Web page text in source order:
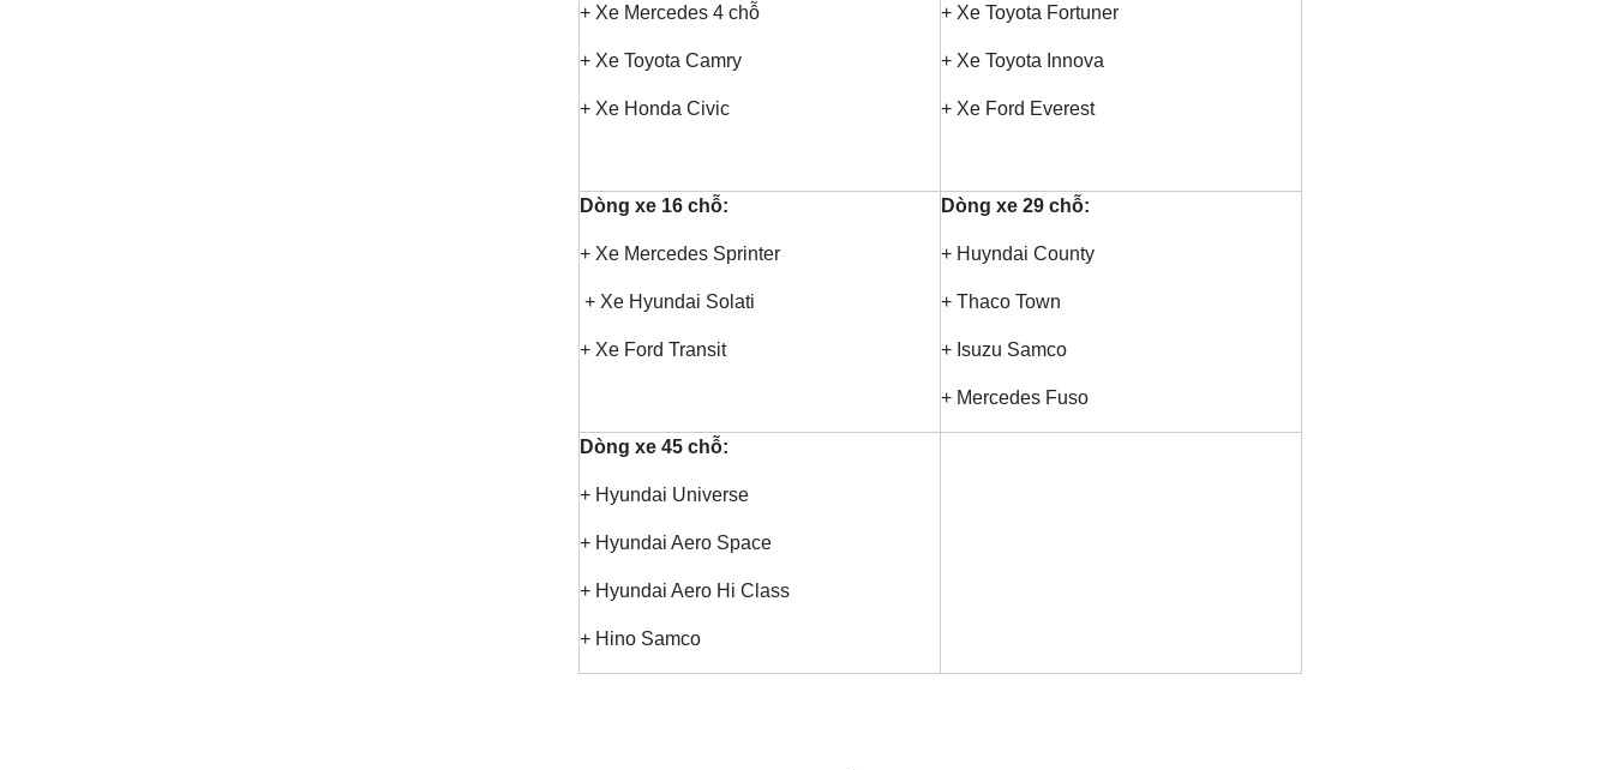
+ Xe Mercedes 4 chỗ
+ Xe Toyota Camry
+ Xe Honda Civic
+ Xe Toyota Fortuner
+ Xe Toyota Innova
+ Xe Ford Everest
Dòng xe 16 chỗ:
+ Xe Mercedes Sprinter
+ Xe Hyundai Solati
+ Xe Ford Transit
Dòng xe 29 chỗ:
+ Huyndai County
+ Thaco Town
+ Isuzu Samco
+ Mercedes Fuso
Dòng xe 45 chỗ:
+ Hyundai Universe
+ Hyundai Aero Space
+ Hyundai Aero Hi Class
+ Hino Samco